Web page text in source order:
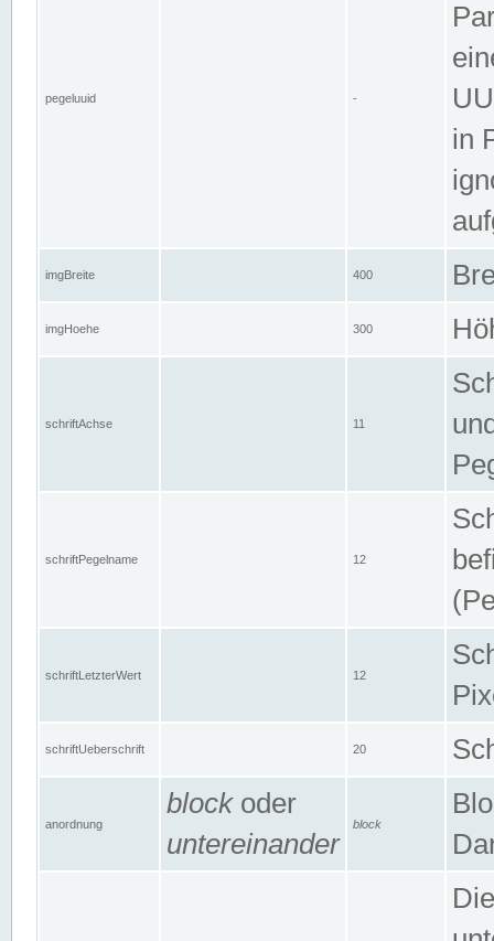
pegeluuid -
in
imgBreite 400
imgHoehe 300
schriftAchse 11
schriftPegelname 12
schriftLetzterWert 12
schriftUeberschrift 20
anordnung
blockoder
untereinander
block